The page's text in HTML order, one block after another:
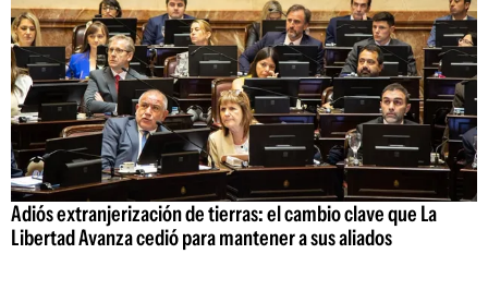
Adiós extranjerización de tierras: el cambio clave que La
Libertad Avanza cedió para mantener a sus aliados